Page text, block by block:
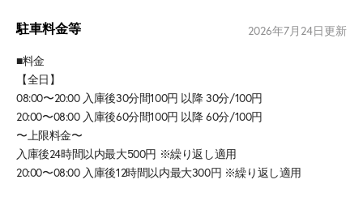
駐車料金等 2026年7月24日更新
■料金
【全日】
08:00〜20:00 入庫後30分間100円 以降 30分/100円
20:00〜08:00 入庫後60分間100円 以降 60分/100円
〜上限料金〜
入庫後24時間以内最大500円 ※繰り返し適用
20:00〜08:00 入庫後12時間以内最大300円 ※繰り返し適用